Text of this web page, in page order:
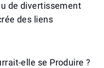
de divertissement
des liens
elle se Produire ?